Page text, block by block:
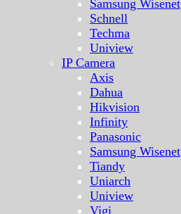
Samsung Wisenet
Schnell
Techma
Uniview
IP Camera
Axis
Dahua
Hikvision
Infinity
Panasonic
Samsung Wisenet
Tiandy
Uniarch
Uniview
Vigi